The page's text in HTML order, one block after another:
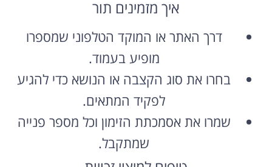
איך מזמינים תור
דרך האתר או המוקד הטלפוני שמספרו
מופיע בעמוד.
בחרו את סוג הקצבה או הנושא כדי להגיע
לפקיד המתאים.
שמרו את אסמכתת הזימון וכל מספר פנייה
שמתקבל.